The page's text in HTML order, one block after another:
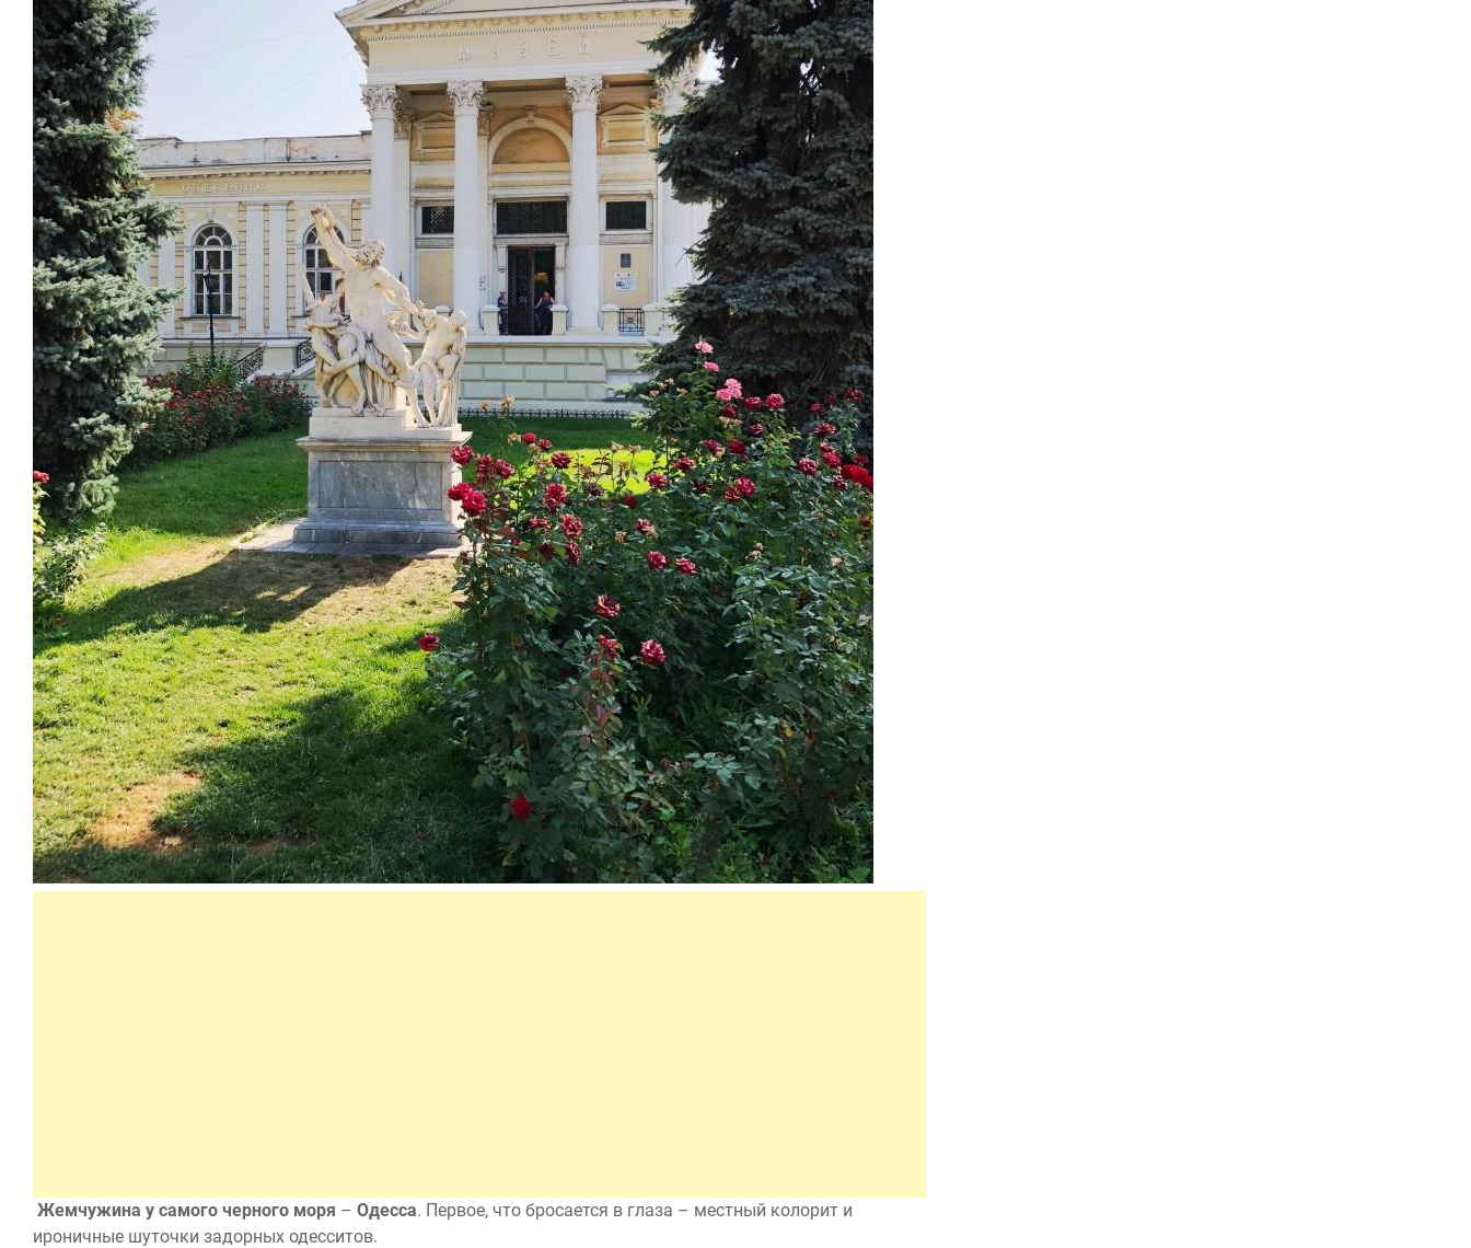
Жемчужина у самого черного моря – Одесса. Первое, что бросается в глаза – местный колорит и
ироничные шуточки задорных одесситов.